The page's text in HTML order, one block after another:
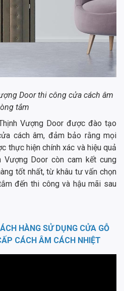
Door thi công cửa cách âm
tắm
Vượng Door được đào tạo
cách âm, đảm bảo rằng mọi
thực hiện chính xác và hiệu quả
Vượng Door còn cam kết cung
tốt nhất, từ khâu tư vấn chọn
đến thi công và hậu mãi sau
HÀNG SỬ DỤNG CỬA GỖ
CÁCH ÂM CÁCH NHIỆT